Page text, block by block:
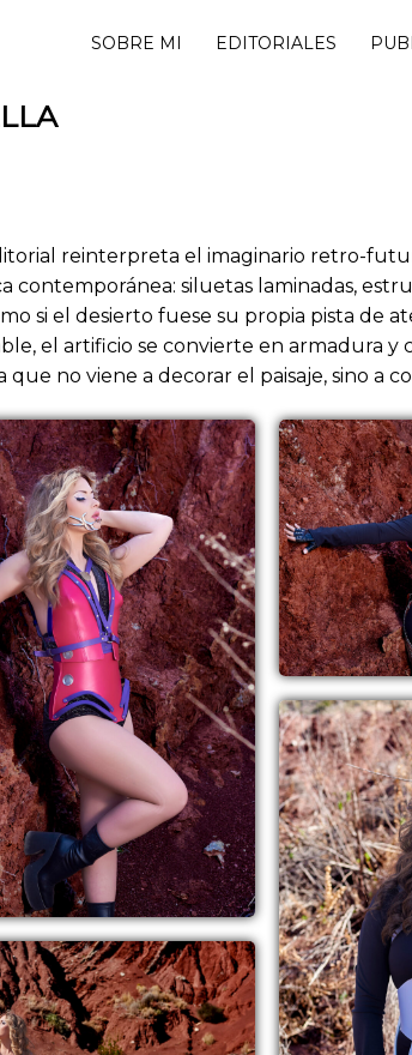
SOBRE MI EDITORIALES
reinterpreta el imaginario retro-
contemporánea: siluetas laminadas,
si el desierto fuese su propia pista de
el artificio se convierte en armadura y
que no viene a decorar el paisaje, sino a